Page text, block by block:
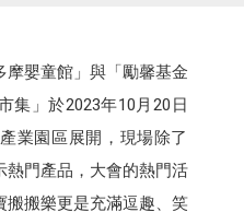
摩嬰童館」與「勵馨基金
集」於2023年10月20日
業園區展開，現場除了
熱門產品，大會的熱門活
搬搬樂更是充滿逗趣、笑